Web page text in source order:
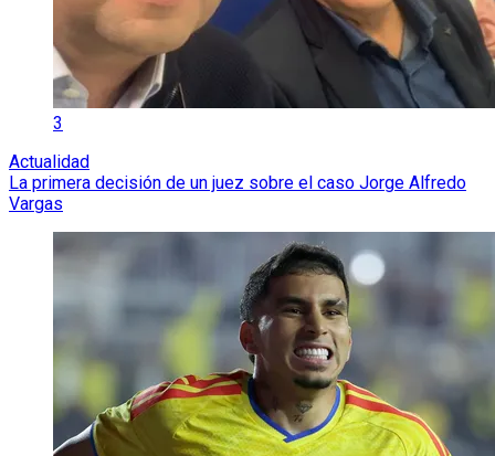
3
Actualidad
La primera decisión de un juez sobre el caso Jorge Alfredo
Vargas